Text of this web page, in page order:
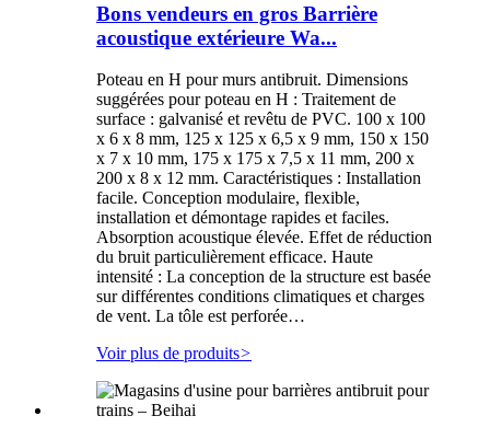
Bons vendeurs en gros Barrière
acoustique extérieure Wa...
Poteau en H pour murs antibruit. Dimensions
suggérées pour poteau en H : Traitement de
surface : galvanisé et revêtu de PVC. 100 x 100
x 6 x 8 mm, 125 x 125 x 6,5 x 9 mm, 150 x 150
x 7 x 10 mm, 175 x 175 x 7,5 x 11 mm, 200 x
200 x 8 x 12 mm. Caractéristiques : Installation
facile. Conception modulaire, flexible,
installation et démontage rapides et faciles.
Absorption acoustique élevée. Effet de réduction
du bruit particulièrement efficace. Haute
intensité : La conception de la structure est basée
sur différentes conditions climatiques et charges
de vent. La tôle est perforée…
Voir plus de produits>